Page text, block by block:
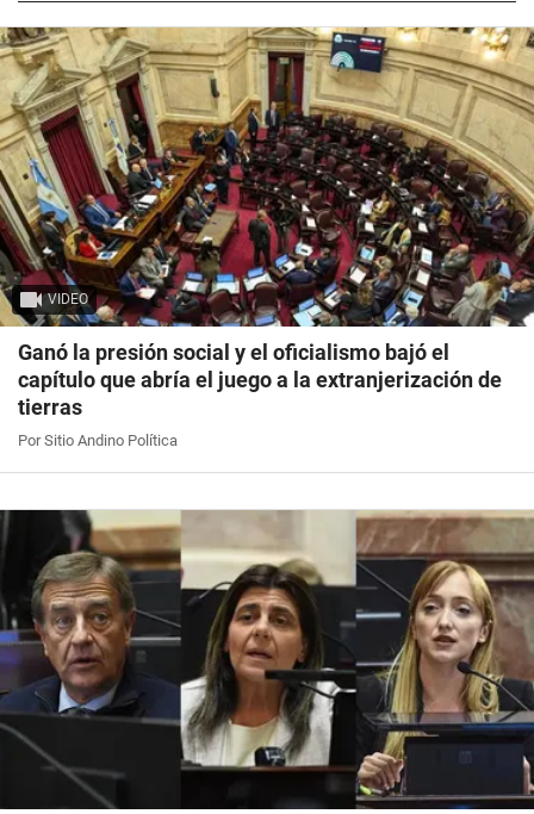
VIDEO
Ganó la presión social y el oficialismo bajó el
capítulo que abría el juego a la extranjerización de
tierras
Por Sitio Andino Política